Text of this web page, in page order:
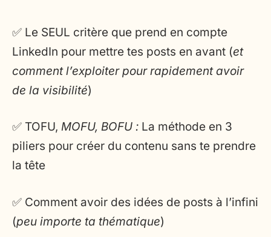
✅ Le SEUL critère que prend en compte
LinkedIn pour mettre tes posts en avant (et
comment l’exploiter pour rapidement avoir
de la visibilité)
✅ TOFU, MOFU, BOFU : La méthode en 3
piliers pour créer du contenu sans te prendre
la tête
✅ Comment avoir des idées de posts à l’infini
(peu importe ta thématique)